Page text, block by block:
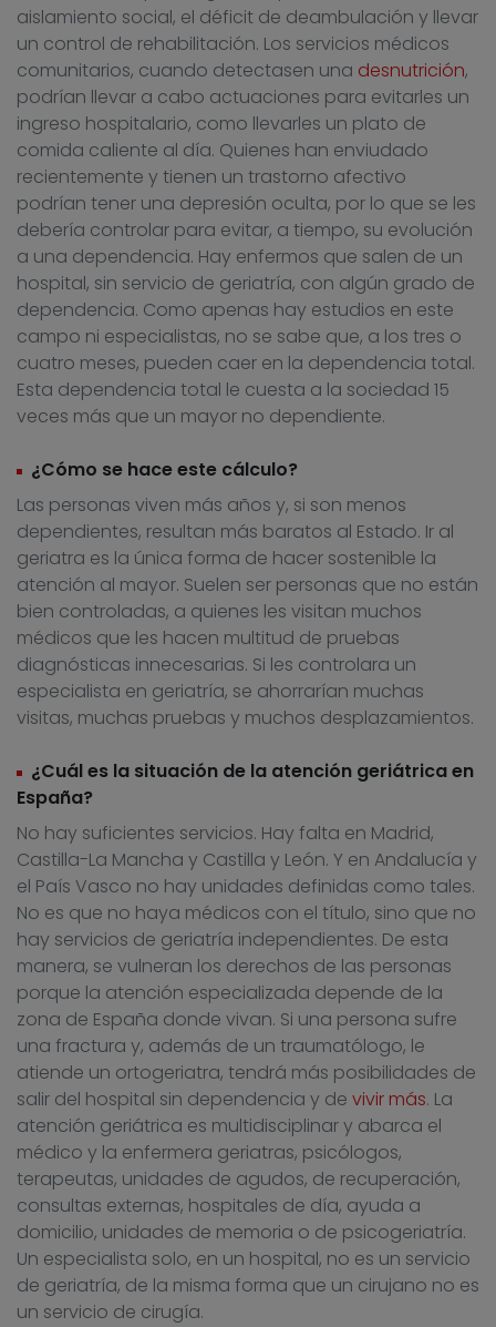
aislamiento social, el déficit de deambulación y llevar
un control de rehabilitación. Los servicios médicos
comunitarios, cuando detectasen una desnutrición,
podrían llevar a cabo actuaciones para evitarles un
ingreso hospitalario, como llevarles un plato de
comida caliente al día. Quienes han enviudado
recientemente y tienen un trastorno afectivo
podrían tener una depresión oculta, por lo que se les
debería controlar para evitar, a tiempo, su evolución
a una dependencia. Hay enfermos que salen de un
hospital, sin servicio de geriatría, con algún grado de
dependencia. Como apenas hay estudios en este
campo ni especialistas, no se sabe que, a los tres o
cuatro meses, pueden caer en la dependencia total.
Esta dependencia total le cuesta a la sociedad 15
veces más que un mayor no dependiente.
¿Cómo se hace este cálculo?
Las personas viven más años y, si son menos
dependientes, resultan más baratos al Estado. Ir al
geriatra es la única forma de hacer sostenible la
atención al mayor. Suelen ser personas que no están
bien controladas, a quienes les visitan muchos
médicos que les hacen multitud de pruebas
diagnósticas innecesarias. Si les controlara un
especialista en geriatría, se ahorrarían muchas
visitas, muchas pruebas y muchos desplazamientos.
¿Cuál es la situación de la atención geriátrica en
España?
No hay suficientes servicios. Hay falta en Madrid,
Castilla-La Mancha y Castilla y León. Y en Andalucía y
el País Vasco no hay unidades definidas como tales.
No es que no haya médicos con el título, sino que no
hay servicios de geriatría independientes. De esta
manera, se vulneran los derechos de las personas
porque la atención especializada depende de la
zona de España donde vivan. Si una persona sufre
una fractura y, además de un traumatólogo, le
atiende un ortogeriatra, tendrá más posibilidades de
salir del hospital sin dependencia y de vivir más. La
atención geriátrica es multidisciplinar y abarca el
médico y la enfermera geriatras, psicólogos,
terapeutas, unidades de agudos, de recuperación,
consultas externas, hospitales de día, ayuda a
domicilio, unidades de memoria o de psicogeriatría.
Un especialista solo, en un hospital, no es un servicio
de geriatría, de la misma forma que un cirujano no es
un servicio de cirugía.